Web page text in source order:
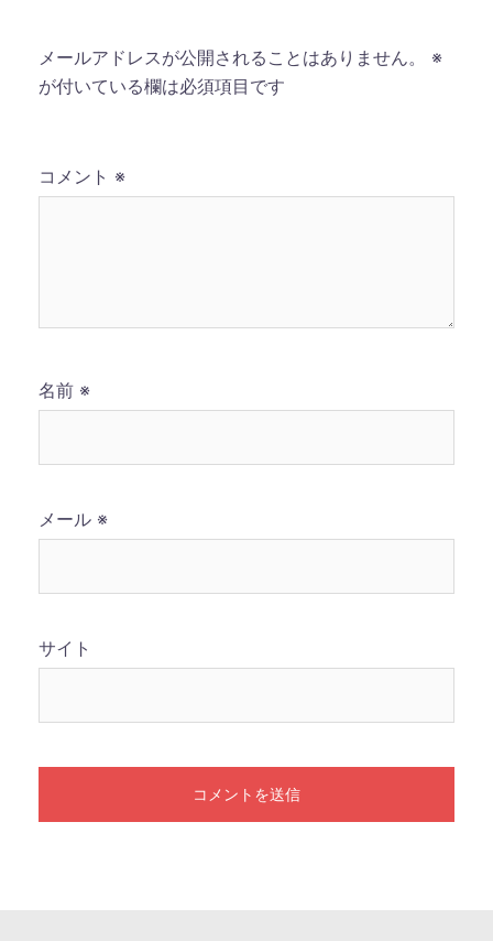
メールアドレスが公開されることはありません。
※
が付いている欄は必須項目です
コメント ※
名前 ※
メール ※
サイト